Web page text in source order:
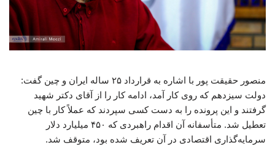
منصور حقیقت پور با اشاره به قرارداد ۲۵ ساله ایران و چین گفت:
دولت سیزدهم که روی کار آمد، ادامه کار را از آقای دکتر شهید
گرفتند و این پرونده را به دست کسی سپردند که عملاً کار با چین
تعطیل شد. متأسفانه آن اقدام راهبردی که ۴۵۰ میلیارد دلار
سرمایه‌گذاری اقتصادی در آن تعریف شده بود، متوقف شد.